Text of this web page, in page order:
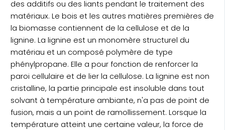
des additifs ou des liants pendant le traitement des
matériaux. Le bois et les autres matières premières de
la biomasse contiennent de la cellulose et de la
lignine. La lignine est un monomère structurel du
matériau et un composé polymère de type
phénylpropane. Elle a pour fonction de renforcer la
paroi cellulaire et de lier la cellulose. La lignine est non
cristalline, la partie principale est insoluble dans tout
solvant à température ambiante, n'a pas de point de
fusion, mais a un point de ramollissement. Lorsque la
température atteint une certaine valeur, la force de